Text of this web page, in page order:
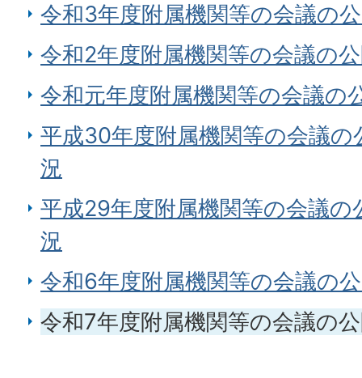
令和3年度附属機関等の会議の
令和2年度附属機関等の会議の
令和元年度附属機関等の会議の
平成30年度附属機関等の会議
況
平成29年度附属機関等の会議の
況
令和6年度附属機関等の会議の
令和7年度附属機関等の会議の